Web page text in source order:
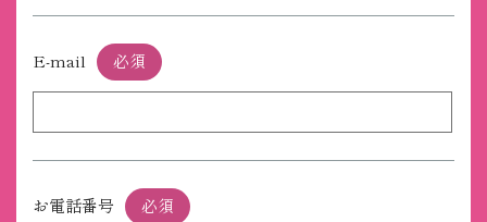
E-mail 必須
お電話番号 必須